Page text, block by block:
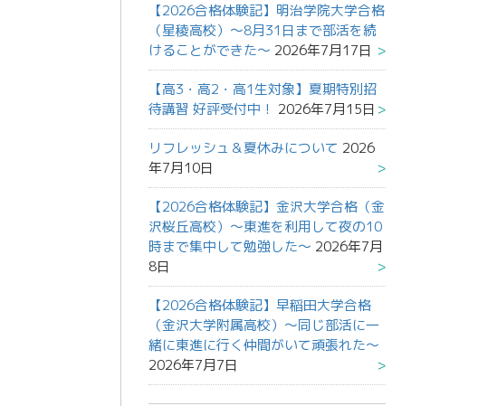
【2026合格体験記】明治学院大学合格
（星稜高校）～8月31日まで部活を続
けることができた～ 2026年7月17日
【高3・高2・高1生対象】夏期特別招
待講習 好評受付中！ 2026年7月15日
リフレッシュ＆夏休みについて 2026
年7月10日
【2026合格体験記】金沢大学合格（金
沢桜丘高校）～東進を利用して夜の10
時まで集中して勉強した～ 2026年7月
8日
【2026合格体験記】早稲田大学合格
（金沢大学附属高校）～同じ部活に一
緒に東進に行く仲間がいて頑張れた～
2026年7月7日